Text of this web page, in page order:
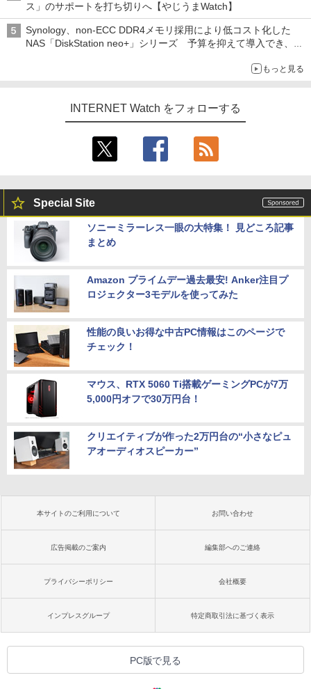
ス」のサポートを打ち切りへ【やじうまWatch】
Synology、non-ECC DDR4メモリ採用により低コスト化した
NAS「DiskStation neo+」シリーズ 予算を抑えて導入でき、
もっと見る
INTERNET Watch をフォローする
Special Site
ソニーミラーレス一眼の大特集！ 見どころ記事
まとめ
Amazon プライムデー過去最安! Anker注目プ
ロジェクター3モデルを使ってみた
性能の良いお得な中古PC情報はこのページで
チェック！
マウス、RTX 5060 Ti搭載ゲーミングPCが7万
5,000円オフで30万円台！
クリエイティブが作った2万円台の“小さなピュ
アオーディオスピーカー”
本サイトのご利用について お問い合わせ
広告掲載のご案内 編集部へのご連絡
プライバシーポリシー 会社概要
インプレスグループ 特定商取引法に基づく表示
PC版で見る